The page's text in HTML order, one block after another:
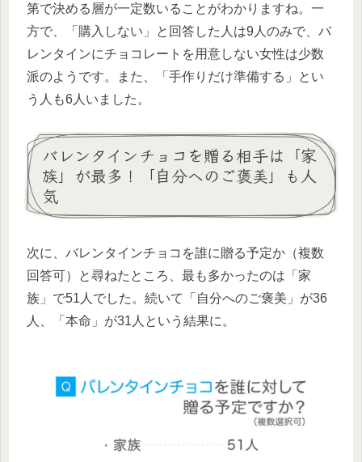
第で決める層が一定数いることがわかりますね。一
方で、「購入しない」と回答した人は9人のみで、バ
レンタインにチョコレートを用意しない女性は少数
派のようです。また、「手作りだけ準備する」とい
う人も6人いました。
バレンタインチョコを贈る相手は「家
族」が最多！「自分へのご褒美」も人
気
次に、バレンタインチョコを誰に贈る予定か（複数
回答可）と尋ねたところ、最も多かったのは「家
族」で51人でした。続いて「自分へのご褒美」が36
人、「本命」が31人という結果に。